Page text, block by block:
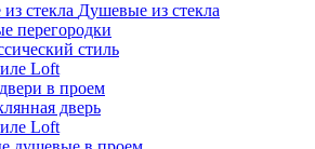
Душевые из стекла
перегородки
стиль
Loft
в проем
дверь
Loft